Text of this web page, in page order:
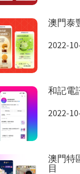
澳門泰
2022-
和記電
2022-
澳門特
目